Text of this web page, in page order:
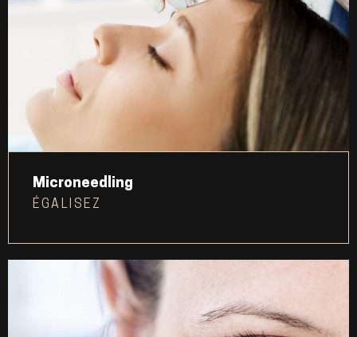
Microneedling
ÉGALISEZ